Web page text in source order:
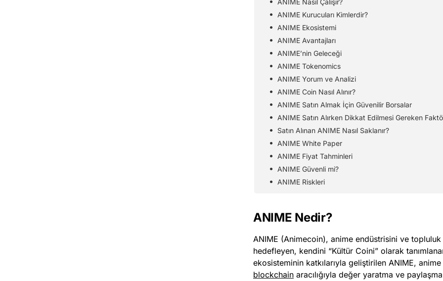
ANIME Nasıl Çalışır?
ANIME Kurucuları Kimlerdir?
ANIME Ekosistemi
ANIME Avantajları
ANIME’nin Geleceği
ANIME Tokenomics
ANIME Yorum ve Analizi
ANIME Coin Nasıl Alınır?
ANIME Satın Almak İçin Güvenilir Borsalar
ANIME Satın Alırken Dikkat Edilmesi Gereken
Satın Alınan ANIME Nasıl Saklanır?
ANIME White Paper
ANIME Fiyat Tahminleri
ANIME Güvenli mi?
ANIME Riskleri
ANIME Nedir?
ANIME (Animecoin), anime endüstrisini ve
hedefleyen, kendini “Kültür Coini” olarak
ekosisteminin katkılarıyla geliştirilen ANIME, anime
blockchain aracılığıyla değer yaratma ve